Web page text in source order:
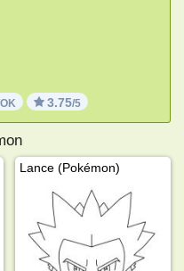
3.75/5
Lance (Pokémon)